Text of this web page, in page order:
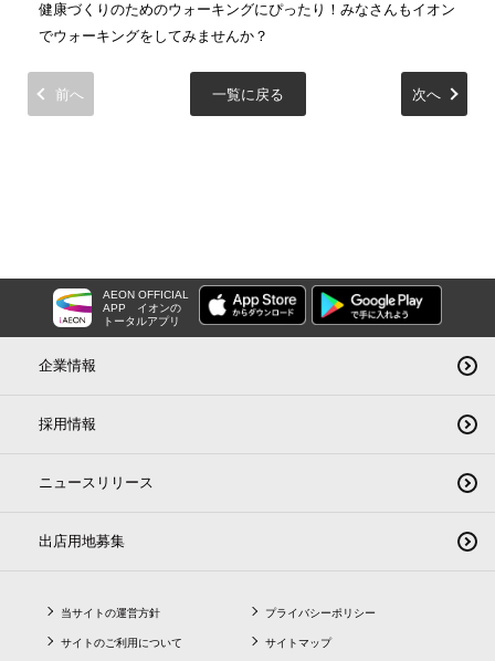
健康づくりのためのウォーキングにぴったり！みなさんもイオン
でウォーキングをしてみませんか？
前へ 一覧に戻る 次へ
AEON OFFICIAL
APP
イオンの
トータルアプリ
企業情報
採用情報
ニュースリリース
出店用地募集
当サイトの運営方針
サイトのご利用について
プライバシーポリシー
サイトマップ